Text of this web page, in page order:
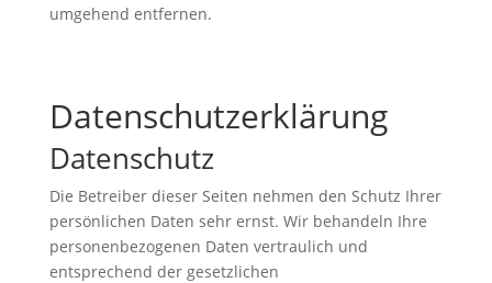
umgehend entfernen.
Datenschutzerklärung
Datenschutz
Die Betreiber dieser Seiten nehmen den Schutz Ihrer
persönlichen Daten sehr ernst. Wir behandeln Ihre
personenbezogenen Daten vertraulich und
entsprechend der gesetzlichen